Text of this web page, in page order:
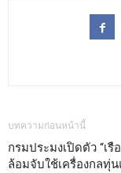
บทความก่อนหน้านี้
กรมประมงเปิดตัว “เรื
ล้อมจับใช้เครื่องกลทุ่น